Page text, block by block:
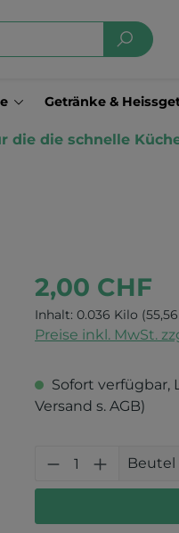
Getränke &
die die schnelle
2,00 CHF
Inhalt: 0.036 Kilo
Preise inkl. MwSt.
Sofort verfügbar,
Versand s. AGB)
ProduktBeutel